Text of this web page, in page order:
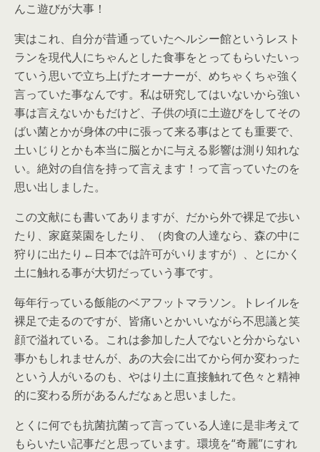
んこ遊びが大事！
実はこれ、自分が昔通っていたヘルシー館というレスト
ランを現代人にちゃんとした食事をとってもらいたいっ
ていう思いで立ち上げたオーナーが、めちゃくちゃ強く
言っていた事なんです。私は研究してはいないから強い
事は言えないかもだけど、子供の頃に土遊びをしてその
ばい菌とかが身体の中に張って来る事はとても重要で、
土いじりとかも本当に脳とかに与える影響は測り知れな
い。絶対の自信を持って言えます！って言っていたのを
思い出しました。
この文献にも書いてありますが、だから外で裸足で歩い
たり、家庭菜園をしたり、（肉食の人達なら、森の中に
狩りに出たり←日本では許可がいりますが）、とにかく
土に触れる事が大切だっていう事です。
毎年行っている飯能のベアフットマラソン。トレイルを
裸足で走るのですが、皆痛いとかいいながら不思議と笑
顔で溢れている。これは参加した人でないと分からない
事かもしれませんが、あの大会に出てから何か変わった
という人がいるのも、やはり土に直接触れて色々と精神
的に変わる所があるんだなぁと思いました。
とくに何でも抗菌抗菌って言っている人達に是非考えて
もらいたい記事だと思っています。環境を“奇麗”にすれ